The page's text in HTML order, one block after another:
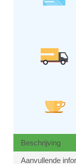
Beschrijving
Aanvullende